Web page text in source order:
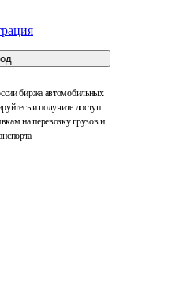
биржа автомобильных
и получите доступ
на перевозку грузов и